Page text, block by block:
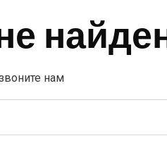
нам